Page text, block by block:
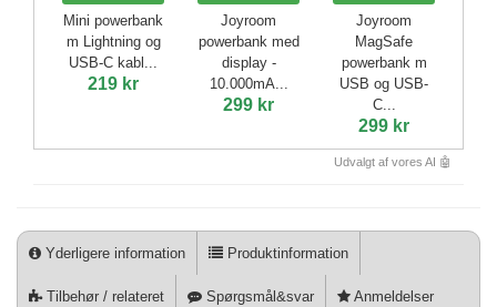
Mini powerbank
m Lightning og
USB-C kabl...
219 kr
Joyroom
powerbank med
display -
10.000mA...
299 kr
Joyroom
MagSafe
powerbank m
USB og USB-
C...
299 kr
Udvalgt af vores AI 🤖
Yderligere information Produktinformation
Tilbehør / relateret Spørgsmål&svar Anmeldelser